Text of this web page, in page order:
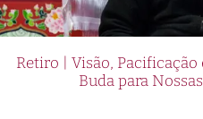
Retiro | Visão,
Buda para